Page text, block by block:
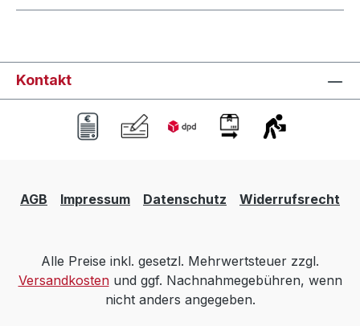
Kontakt
AGB Impressum Datenschutz Widerrufsrecht
Alle Preise inkl. gesetzl. Mehrwertsteuer zzgl.
Versandkostenund ggf. Nachnahmegebühren, wenn
nicht anders angegeben.